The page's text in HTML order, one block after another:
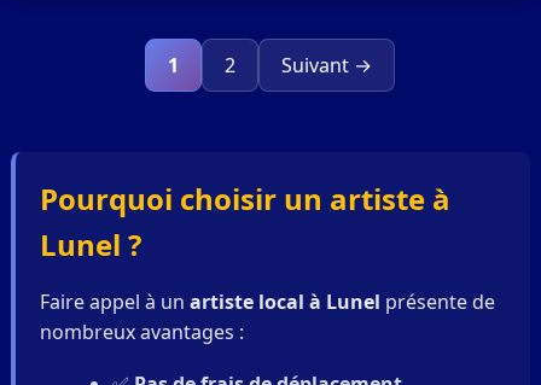
1 2 Suivant →
Pourquoi choisir un artiste à
Lunel ?
Faire appel à un artiste local à Lunel présente de
nombreux avantages :